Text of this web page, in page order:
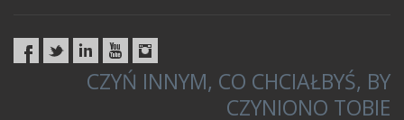
CZYŃ INNYM, CO CHCIAŁBYŚ, BY
CZYNIONO TOBIE